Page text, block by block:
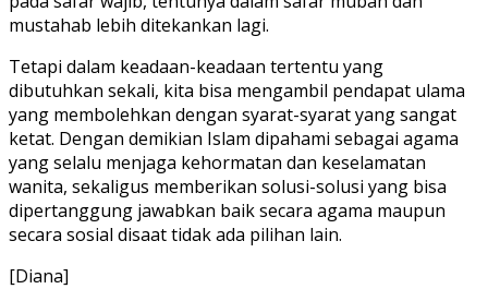
mustahab lebih ditekankan lagi.
Tetapi dalam keadaan-keadaan tertentu yang
dibutuhkan sekali, kita bisa mengambil pendapat ulama
yang membolehkan dengan syarat-syarat yang sangat
ketat. Dengan demikian Islam dipahami sebagai agama
yang selalu menjaga kehormatan dan keselamatan
wanita, sekaligus memberikan solusi-solusi yang bisa
dipertanggung jawabkan baik secara agama maupun
secara sosial disaat tidak ada pilihan lain.
[Diana]